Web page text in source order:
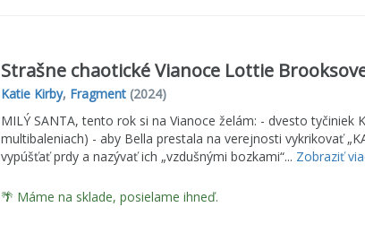
Strašne chaotické Vianoce Lottie
Katie Kirby, Fragment(2024)
MILÝ SANTA, tento rok si na Vianoce želám: - dvesto tyčiniek
multibaleniach) - aby Bella prestala na verejnosti vykrikovať
vypúšťať prdy a nazývať ich „vzdušnými bozkami“... Zobraziť
🌴 Máme na sklade, posielame ihneď.